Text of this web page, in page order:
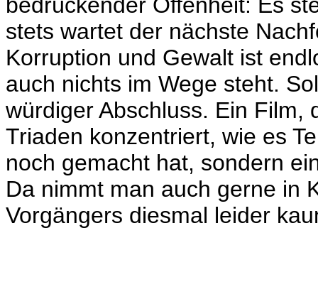
stets wartet der nächste
Korruption und Gewalt ist
auch nichts im Wege steht.
würdiger Abschluss. Ein Film,
Triaden konzentriert, wie es
noch gemacht hat, sondern
Da nimmt man auch gerne in
Vorgängers diesmal leider